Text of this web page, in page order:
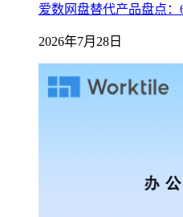
爱数网盘替代产品盘点
2026年7月28日